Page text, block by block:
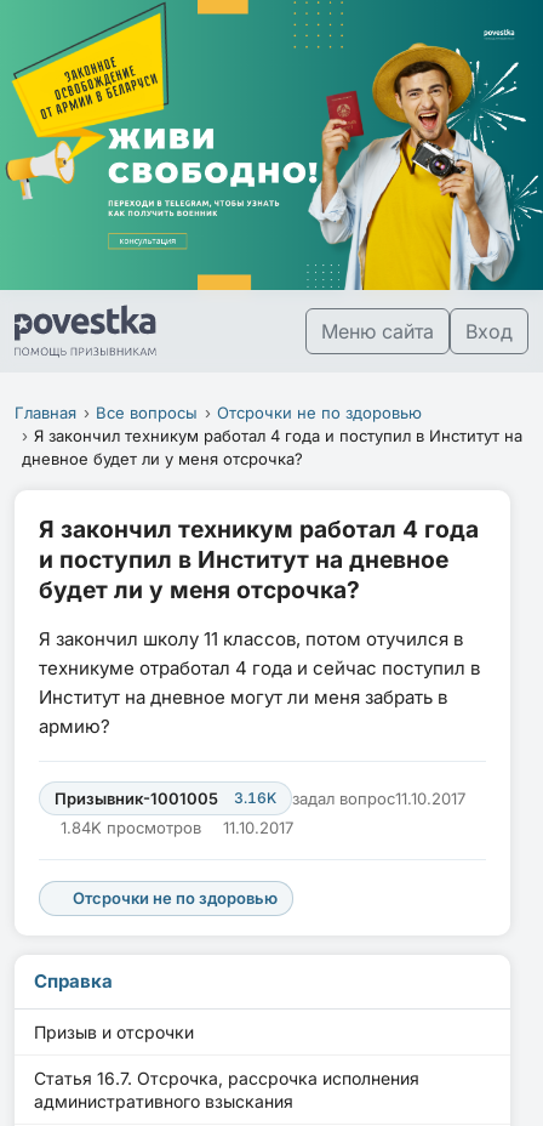
Меню сайта Вход
Главная Все вопросы
Отсрочки не по здоровью
Я закончил техникум работал 4 года и поступил в Институт на
дневное будет ли у меня отсрочка?
Я закончил техникум работал 4 года
и поступил в Институт на дневное
будет ли у меня отсрочка?
Я закончил школу 11 классов, потом отучился в
техникуме отработал 4 года и сейчас поступил в
Институт на дневное могут ли меня забрать в
армию?
Призывник-1001005 3.16K задал вопрос11.10.2017
1.84K просмотров
11.10.2017
Отсрочки не по здоровью
Справка
Призыв и отсрочки
Статья 16.7. Отсрочка, рассрочка исполнения
административного взыскания